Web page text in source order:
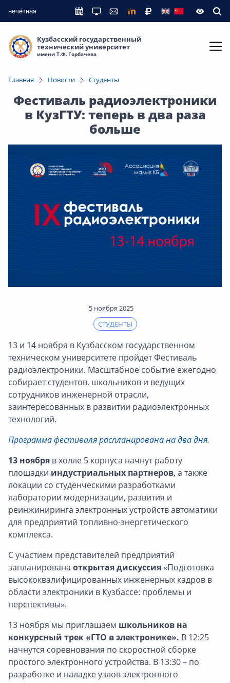
нечётная
Кузбасский государственный
технический университет
имени Т.Ф. Горбачева
Главная Новости Студенты
Фестиваль радиоэлектроники
в КузГТУ: теперь в два раза
больше
5 ноября 2025
СТУДЕНТЫ
13 и 14 ноября в Кузбасском государственном
техническом университете пройдет Фестиваль
радиоэлектроники. Масштабное событие ежегодно
собирает студентов, школьников и ведущих
сотрудников инженерной отрасли,
заинтересованных в развитии радиоэлектронных
технологий.
Программа фестиваля распланирована на два дня.
13 ноября в холле 5 корпуса начнут работу
площадки индустриальных партнеров, а также
локации со студенческими разработками
лаборатории модернизации, развития и
реинжиниринга электронных устройств автоматики
для предприятий топливно-энергетического
комплекса.
С участием представителей предприятий
запланирована открытая дискуссия «Подготовка
высококвалифицированных инженерных кадров в
области электроники в Кузбассе: проблемы и
перспективы».
13 ноября мы приглашаем школьников на
конкурсный трек «ГТО в электронике». В 12:25
начнутся соревнования по скоростной сборке
простого электронного устройства. В 13:30 – по
разработке и наладке узлов электронного